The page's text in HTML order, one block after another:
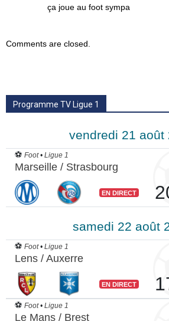
ça joue au foot sympa
Comments are closed.
Programme TV Ligue 1